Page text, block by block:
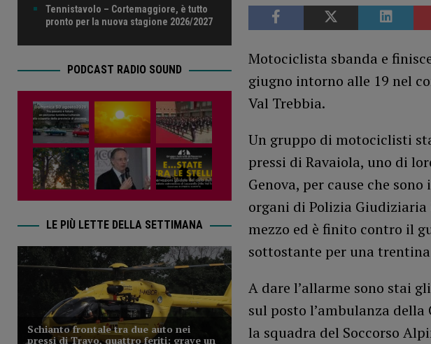
Motociclista sbanda e
giugno intorno alle 19 nel
Val Trebbia.
Un gruppo di motociclisti
pressi di Ravaiola, uno di
Genova, per cause che
organi di Polizia
mezzo ed è finito contro il
sottostante per una
A dare l’allarme sono stai
sul posto l’ambulanza
la squadra del Soccorso
Tennistavolo – Cortemaggiore, è tutto
pronto per la nuova stagione 2026/2027
PODCAST RADIO SOUND
LE PIÙ LETTE DELLA SETTIMANA